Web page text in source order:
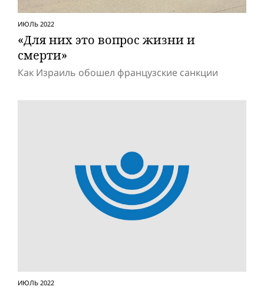
ИЮЛЬ 2022
«Для них это вопрос жизни и
смерти»
Как Израиль обошел французские санкции
ИЮЛЬ 2022